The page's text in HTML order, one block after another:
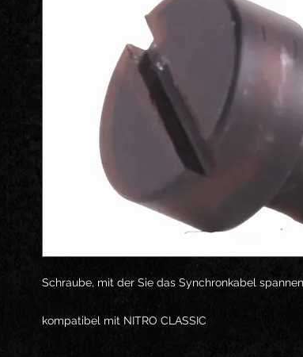
Schraube, mit der Sie das Synchronkabel
kompatibel mit NITRO CLASSIC